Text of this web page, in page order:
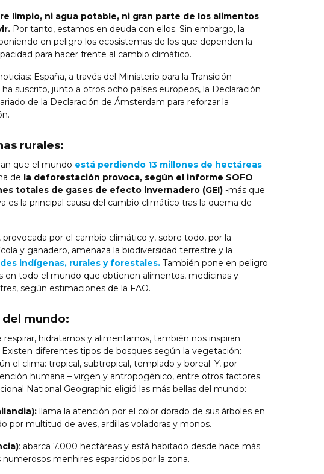
limpio, ni agua potable, ni gran parte de los alimentos
Por tanto, estamos en deuda con ellos. Sin embargo, la
en peligro los ecosistemas de los que dependen la
para hacer frente al cambio climático.
España, a través del Ministerio para la Transición
suscrito, junto a otros ocho países europeos, la Declaración
de la Declaración de Ámsterdam para reforzar la
rurales:
que el mundo está perdiendo 13 millones de hectáreas
de la deforestación provoca, según el informe SOFO
totales de gases de efecto invernadero (GEI) -más que
es la principal causa del cambio climático tras la quema de
por el cambio climático y, sobre todo, por la
y ganadero, amenaza la biodiversidad terrestre y la
indígenas, rurales y forestales. También pone en peligro
en todo el mundo que obtienen alimentos, medicinas y
según estimaciones de la FAO.
del mundo:
hidratarnos y alimentarnos, también nos inspiran
Existen diferentes tipos de bosques según la vegetación:
el clima: tropical, subtropical, templado y boreal. Y, por
humana – virgen y antropogénico, entre otros factores.
National Geographic eligió las más bellas del mundo:
llama la atención por el color dorado de sus árboles en
por multitud de aves, ardillas voladoras y monos.
: abarca 7.000 hectáreas y está habitado desde hace más
menhires esparcidos por la zona.